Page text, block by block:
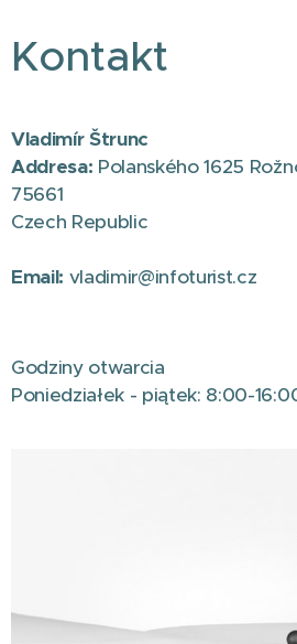
Kontakt
Vladimír Štrunc
Addresa: Polanského 1625
75661
Czech Republic
Email: vladimir@infoturist.cz
Godziny otwarcia
Poniedziałek - piątek: 8:00-